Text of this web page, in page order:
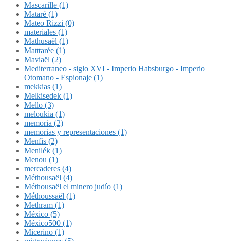
Mascarille (1)
Mataré (1)
Mateo Rizzi (0)
materiales (1)
Mathusaël (1)
Matttarée (1)
Maviaël (2)
Mediterraneo - siglo XVI - Imperio Habsburgo - Imperio
Otomano - Espionaje (1)
mekkias (1)
Melkisedek (1)
Mello (3)
meloukia (1)
memoria (2)
memorias y representaciones (1)
Menfis (2)
Menilék (1)
Menou (1)
mercaderes (4)
Méthousaël (4)
Méthousaël el minero judío (1)
Méthoussaël (1)
Methram (1)
México (5)
México500 (1)
Micerino (1)